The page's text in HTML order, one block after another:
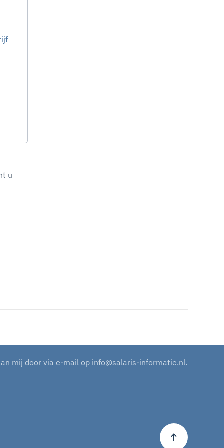
u
mij door via e-mail op info@salaris-informatie.nl.